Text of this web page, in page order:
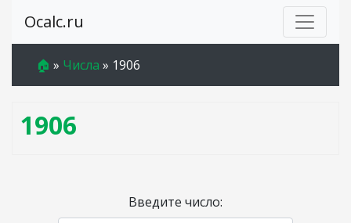
Ocalc.ru
🏠 » Числа » 1906
1906
Введите число: